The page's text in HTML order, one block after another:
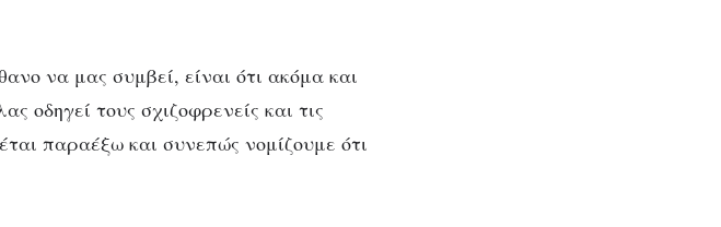
να μας συμβεί, είναι ότι ακόμα και
οδηγεί τους σχιζοφρενείς και τις
παραέξω και συνεπώς νομίζουμε ότι